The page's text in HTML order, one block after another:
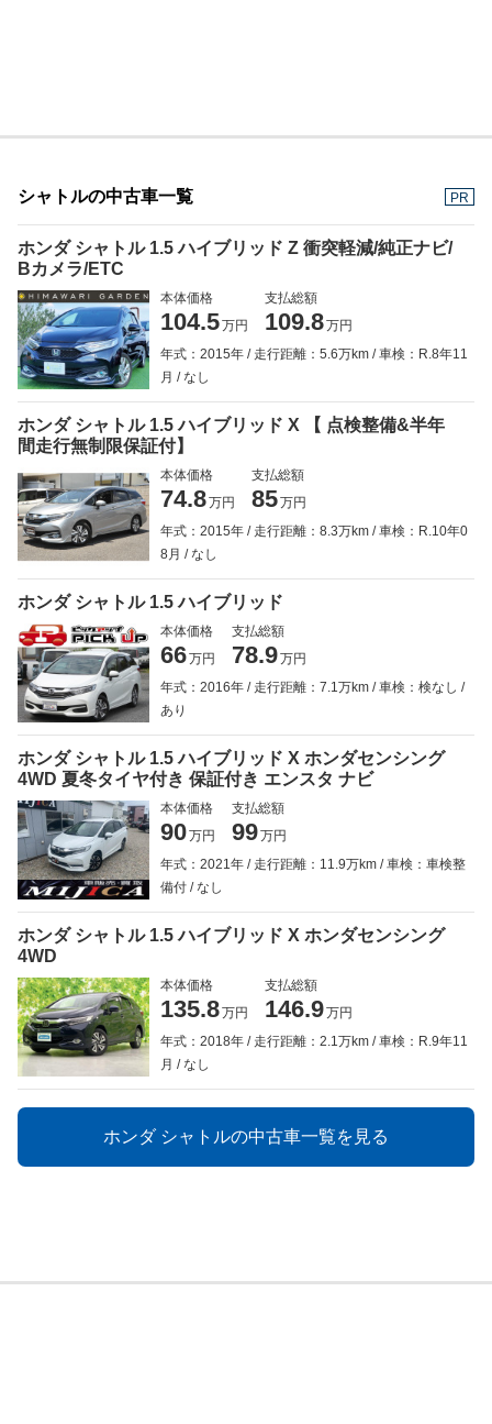
シャトルの中古車一覧 PR
ホンダ シャトル 1.5 ハイブリッド Z 衝突軽減/純正ナビ/
Bカメラ/ETC
本体価格
104.5万円
支払総額
109.8万円
年式：2015年
走行距離：5.6万km
車検：R.8年11
月
なし
ホンダ シャトル 1.5 ハイブリッド X 【 点検整備&半年
間走行無制限保証付】
本体価格
74.8万円
支払総額
85万円
年式：2015年
走行距離：8.3万km
車検：R.10年0
8月
なし
ホンダ シャトル 1.5 ハイブリッド
本体価格
66万円
支払総額
78.9万円
年式：2016年
走行距離：7.1万km
車検：検なし
あり
ホンダ シャトル 1.5 ハイブリッド X ホンダセンシング
4WD 夏冬タイヤ付き 保証付き エンスタ ナビ
本体価格
90万円
支払総額
99万円
年式：2021年
走行距離：11.9万km
車検：車検整
備付
なし
ホンダ シャトル 1.5 ハイブリッド X ホンダセンシング
4WD
本体価格
135.8万円
支払総額
146.9万円
年式：2018年
走行距離：2.1万km
車検：R.9年11
月
なし
ホンダ シャトルの中古車一覧を見る